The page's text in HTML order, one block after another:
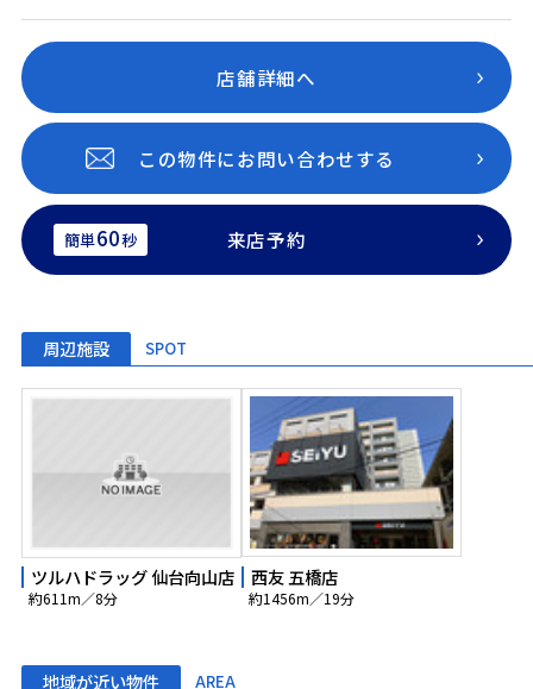
店舗詳細へ
この物件にお問い合わせする
簡単60秒 来店予約
周辺施設 SPOT
ツルハドラッグ 仙台向山店
約611m／8分
西友 五橋店
約1456m／19分
地域が近い物件 AREA